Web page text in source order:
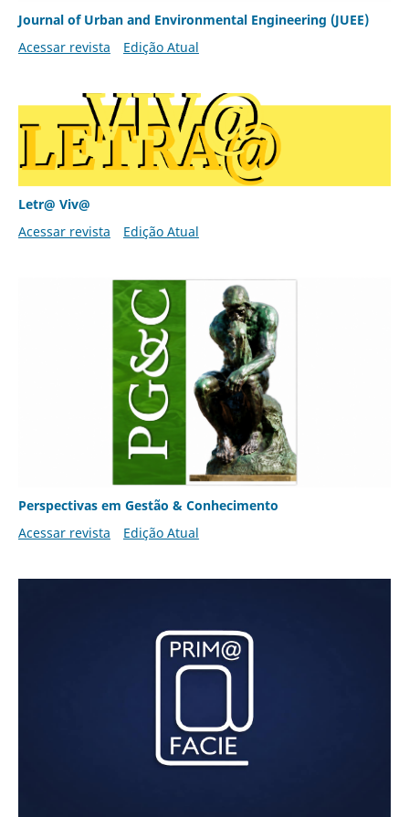
Journal of Urban and Environmental Engineering (JUEE)
Acessar revista
Edição Atual
Letr@ Viv@
Acessar revista
Edição Atual
Perspectivas em Gestão & Conhecimento
Acessar revista
Edição Atual